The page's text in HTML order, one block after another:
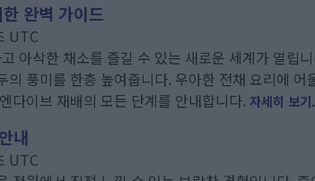
완벽 가이드
UTC
아삭한 채소를 즐길 수 있는 새로운 세계가 열립
풍미를 한층 높여줍니다. 우아한 전채 요리에 어
다이브 재배의 모든 단계를 안내합니다. 자세히 보
내
UTC